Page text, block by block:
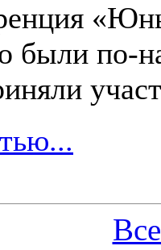
были по-